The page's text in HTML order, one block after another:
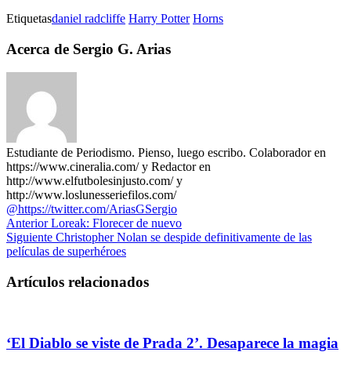
Etiquetasdaniel radcliffe Harry Potter Horns
Acerca de Sergio G. Arias
Estudiante de Periodismo. Pienso, luego escribo. Colaborador en
https://www.cineralia.com/ y Redactor en
http://www.elfutbolesinjusto.com/ y
http://www.loslunesseriefilos.com/
@https://twitter.com/AriasGSergio
AnteriorLoreak: Florecer de nuevo
Siguiente Christopher Nolan se despide definitivamente de las
películas de superhéroes
Artículos relacionados
‘El Diablo se viste de Prada 2’. Desaparece la magia